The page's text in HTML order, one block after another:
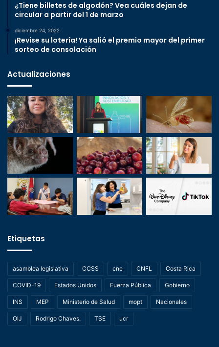
¿Tiene billetes de algodón? Vea cuáles dejan de
circular a partir del 1 de marzo
diciembre 24, 2022
¡Revise su lotería! Ya salió el premio mayor del primer
sorteo de consolación
Actualizaciones
Etiquetas
asamblea legislativa CCSS cne CNFL Costa Rica
COVID-19 Estados Unidos Fuerza Pública Gobierno
INS MEP Ministerio de Salud mopt Nacionales
OIJ Rodrigo Chaves. TSE ucr